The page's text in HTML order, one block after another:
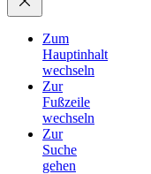
Zum
Hauptinhalt
wechseln
Zur
Fußzeile
wechseln
Zur
Suche
gehen